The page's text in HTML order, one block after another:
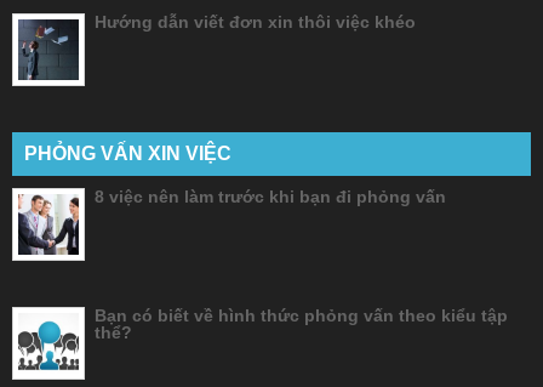
Hướng dẫn viết đơn xin thôi việc khéo
PHỎNG VẤN XIN VIỆC
8 việc nên làm trước khi bạn đi phỏng vấn
Bạn có biết về hình thức phỏng vấn theo kiểu tập
thể?